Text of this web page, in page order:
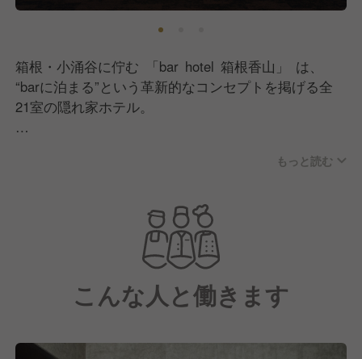
箱根・小涌谷に佇む 「bar hotel 箱根香山」 は、
“barに泊まる”という革新的なコンセプトを掲げる全
21室の隠れ家ホテル。
最先端のトレンドを取り入れたカクテルから、200種
お酒づくりの技術力・知識力を深めたい方から、経験
豊富なバーテンダーの方まで、存分に腕を磨ける環境
今までにないユニークなコンセプトホテルで自分のキ
ャリアアップを目指したい方。誰もが、面白そう！と
ています。
もっと読む
こんな人と働きます